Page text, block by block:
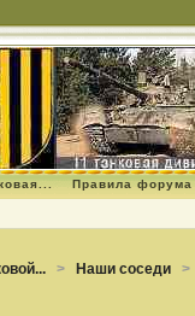
Правила форума
> Наши соседи >